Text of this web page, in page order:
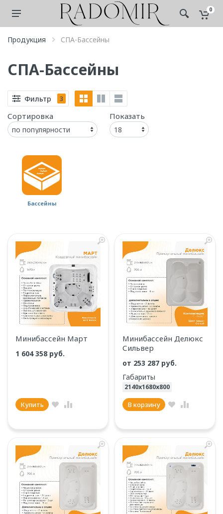
0
Продукция СПА-Бассейны
СПА-Бассейны
Фильтр 3
Сортировка Показать
Бассейны
Минибассейн Март
1 604 358 руб.
Купить
Минибассейн Делюкс
Сильвер
от 253 287 руб.
Габариты
2140х1680х800
В корзину